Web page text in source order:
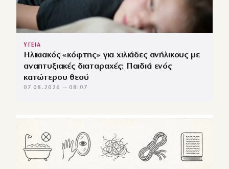
ΥΓΕΙΑ
Ηλικιακός «κόφτης» για χιλιάδες ανήλικους με
αναπτυξιακές διαταραχές: Παιδιά ενός
κατώτερου θεού
07.08.2026 — 08:07